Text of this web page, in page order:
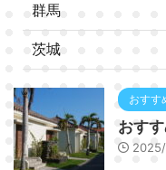
群馬
茨城
おすす
おす